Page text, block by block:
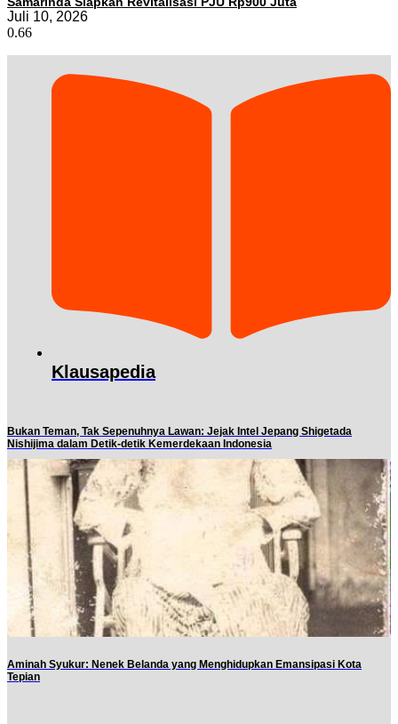
Juli 10, 2026
Klausapedia
Bukan Teman, Tak Sepenuhnya Lawan: Jejak Intel Jepang Shigetada
Nishijima dalam Detik-detik Kemerdekaan Indonesia
Aminah Syukur: Nenek Belanda yang Menghidupkan Emansipasi Kota
Tepian